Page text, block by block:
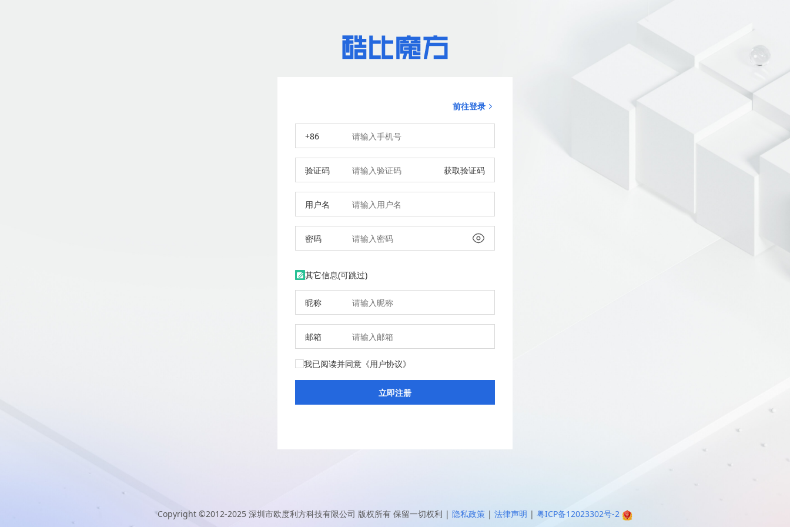
前往登录
+86
验证码 获取验证码
用户名
密码
其它信息(可跳过)
昵称
邮箱
我已阅读并同意 《用户协议》
Copyright ©2012-2025 深圳市欧度利方科技有限公司 版权所有 保留一切权利 | 隐私政策 | 法律声明 | 粤ICP备12023302号-2